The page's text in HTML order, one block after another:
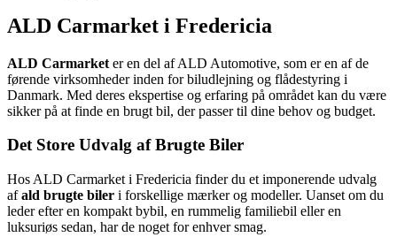
ALD Carmarket i Fredericia
ALD Carmarket er en del af ALD Automotive, som er en af de
førende virksomheder inden for biludlejning og flådestyring i
Danmark. Med deres ekspertise og erfaring på området kan du være
sikker på at finde en brugt bil, der passer til dine behov og budget.
Det Store Udvalg af Brugte Biler
Hos ALD Carmarket i Fredericia finder du et imponerende udvalg
afald brugte biler i forskellige mærker og modeller. Uanset om du
leder efter en kompakt bybil, en rummelig familiebil eller en
luksuriøs sedan, har de noget for enhver smag.